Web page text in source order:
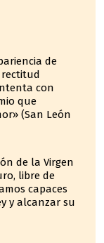
de
con
que
(San León
de la Virgen
libre de
capaces
y alcanzar su